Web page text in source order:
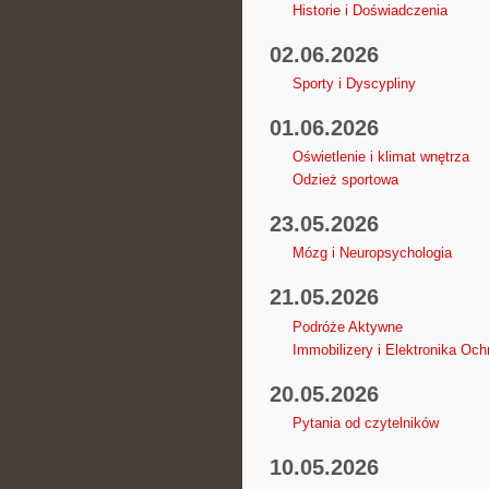
Historie i Doświadczenia
02.06.2026
Sporty i Dyscypliny
01.06.2026
Oświetlenie i klimat wnętrza
Odzież sportowa
23.05.2026
Mózg i Neuropsychologia
21.05.2026
Podróże Aktywne
Immobilizery i Elektronika
20.05.2026
Pytania od czytelników
10.05.2026